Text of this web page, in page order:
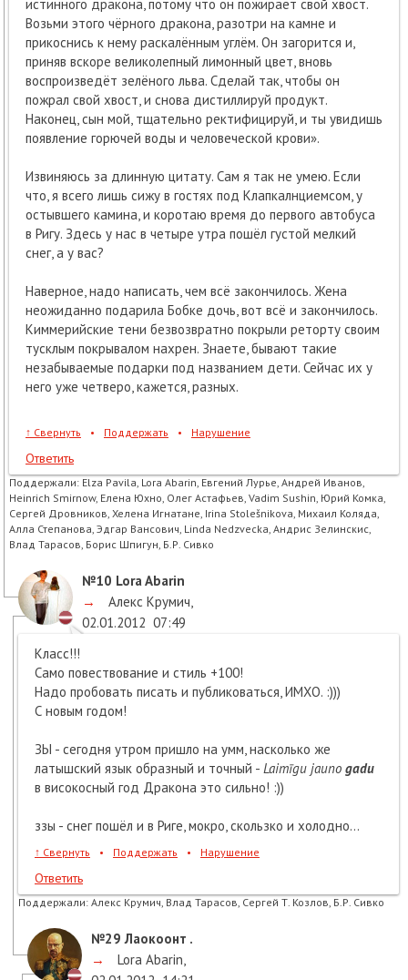
истинного дракона, потому что он пожирает свой хвост.
Возьми этого чёрного дракона, разотри на камне и
прикоснись к нему раскалённым углём. Он загорится и,
приняв вскоре великолепный лимонный цвет, вновь
воспроизведёт зелёного льва. Сделай так, чтобы он
пожрал свой хвост, и снова дистиллируй продукт.
Наконец, сын мой, тщательно ректифицируй, и ты увидишь
появление горючей воды и человеческой крови».
Извиняюсь за длинную цитату. Сам я так не умею. Если
что, я всего лишь сижу в гостях под Клапкалнциемсом, у
остывшего камина, и коротаю время до первого автобуса
в Ригу. Здесь у нас в четыре утра пошёл густой мелкий
снег, а у вас?
Наверное, надо написать, чем всё закончилось. Жена
неожиданно подарила Бобке дочь, вот всё и закончилось.
Киммерийские тени безвозвратно покрыли реторту своим
тусклым покрывалом нахрен. Знаете, бывают такие
незабываемые подарки под названием дети. Сейчас их у
него уже четверо, кажется, разных.
↑ Свернуть • Поддержать • Нарушение
Ответить
Поддержали: Elza Pavila, Lora Abarin, Евгений Лурье, Андрей Иванов,
Heinrich Smirnow, Елена Юхно, Олег Астафьев, Vadim Sushin, Юрий Комка,
Сергей Дровников, Хелена Игнатане, Irina Stolešnikova, Михаил Коляда,
Алла Степанова, Эдгар Вансович, Linda Nedzvecka, Андрис Зелинскис,
Влад Тарасов, Борис Шпигун, Б.Р. Сивко
№10 Lora Abarin
→
Алекс Крумич
02.01.2012 07:49
Класс!!!
Само повествование и стиль +100!
Надо пробовать писать и публиковаться, ИМХО. :)))
С новым годом!
ЗЫ - сегодня утром пришло на умм, насколько же
латышский язык образный и точный - Laimīgu jauno gadu
в високосный год Дракона это сильно! :))
ззы - снег пошёл и в Риге, мокро, скользко и холодно...
↑ Свернуть • Поддержать • Нарушение
Ответить
Поддержали: Алекс Крумич, Влад Тарасов, Сергей Т. Козлов, Б.Р. Сивко
№29 Лаокоонт .
→
Lora Abarin